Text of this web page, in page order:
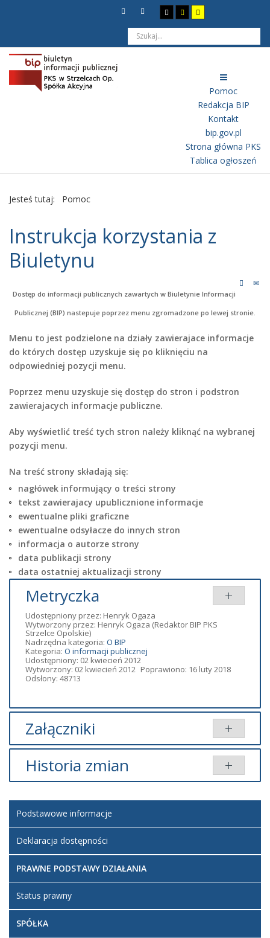
Pomoc
Redakcja BIP
Kontakt
bip.gov.pl
Strona główna PKS
Tablica ogłoszeń
Jesteś tutaj: Pomoc
Instrukcja korzystania z
Biuletynu
Dostęp do informacji publicznych zawartych w Biuletynie Informacji
Publicznej (BIP) nastepuje poprzez menu zgromadzone po lewej stronie.
Menu to jest podzielone na działy zawierajace informacje
do których dostęp uzyskuje się po kliknięciu na
odpowiedniej pozycji menu.
Poprzez menu uzyskuje się dostęp do stron i podstron
zawierajacych informacje publiczne.
Aby wyświetlić treść tych stron należy kliknąć na wybranej
pozycji menu.
Na treść strony składają się:
nagłówek informujący o treści strony
tekst zawierajacy upublicznione informacje
ewentualne pliki graficzne
ewentualne odsyłacze do innych stron
informacja o autorze strony
data publikacji strony
data ostatniej aktualizacji strony
Metryczka
Udostępniony przez: Henryk Ogaza
Wytworzony przez: Henryk Ogaza (Redaktor BIP PKS
Strzelce Opolskie)
Nadrzędna kategoria: O BIP
Kategoria: O informacji publicznej
Udostępniony: 02 kwiecień 2012
Wytworzony: 02 kwiecień 2012 Poprawiono: 16 luty 2018
Odsłony: 48713
Załączniki
Brak załączników.
Historia zmian
Podstawowe informacje
Deklaracja dostępności
PRAWNE PODSTAWY DZIAŁANIA
Status prawny
SPÓŁKA